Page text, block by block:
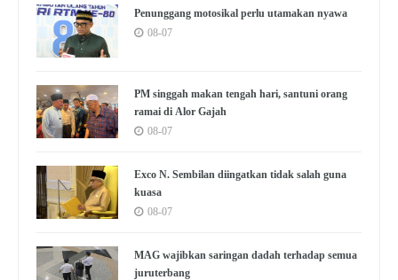
Penunggang motosikal perlu utamakan nyawa
08-07
PM singgah makan tengah hari, santuni orang
ramai di Alor Gajah
08-07
Exco N. Sembilan diingatkan tidak salah guna
kuasa
08-07
MAG wajibkan saringan dadah terhadap semua
juruterbang